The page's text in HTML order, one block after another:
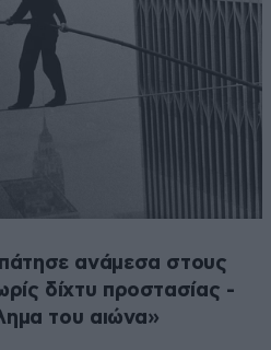
ανάμεσα στους
δίχτυ προστασίας -
του αιώνα»